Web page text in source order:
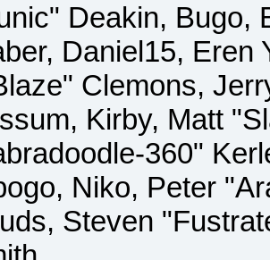
Deakin, Bugo,
Daniel15, Eren
Clemons,
Kirby, Matt
360"
Niko, Peter
Steven